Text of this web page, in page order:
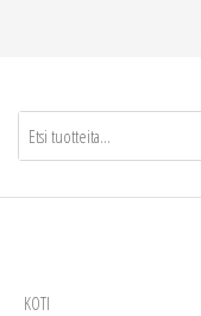
KOTI